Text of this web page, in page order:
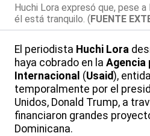
Huchi Lora expresó que, pese
él está tranquilo. (FUENTE
El periodista Huchi Lora
haya cobrado en la Agencia
Internacional (Usaid),
temporalmente por el
Unidos, Donald Trump, a
financiaron grandes
Dominicana.